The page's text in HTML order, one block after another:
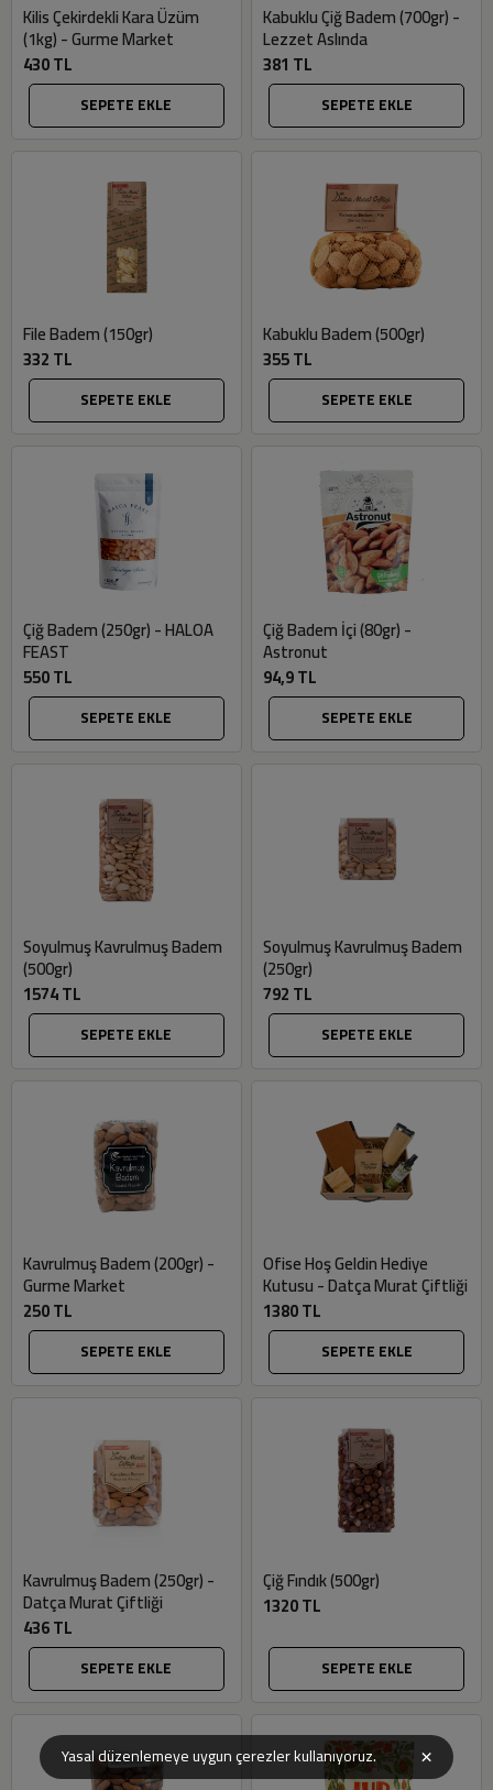
Kilis Çekirdekli Kara Üzüm
(1kg) - Gurme Market
430 TL
SEPETE EKLE
Kabuklu Çiğ Badem (700gr) -
Lezzet Aslında
381 TL
SEPETE EKLE
File Badem (150gr)
332 TL
SEPETE EKLE
Kabuklu Badem (500gr)
355 TL
SEPETE EKLE
Çiğ Badem (250gr) - HALOA
FEAST
550 TL
SEPETE EKLE
Çiğ Badem İçi (80gr) -
Astronut
94,9 TL
SEPETE EKLE
Soyulmuş Kavrulmuş Badem
(500gr)
1574 TL
SEPETE EKLE
Soyulmuş Kavrulmuş Badem
(250gr)
792 TL
SEPETE EKLE
Kavrulmuş Badem (200gr) -
Gurme Market
250 TL
SEPETE EKLE
Ofise Hoş Geldin Hediye
Kutusu - Datça Murat Çiftliği
1380 TL
SEPETE EKLE
Kavrulmuş Badem (250gr) -
Datça Murat Çiftliği
436 TL
SEPETE EKLE
Çiğ Fındık (500gr)
1320 TL
SEPETE EKLE
Yasal düzenlemeye uygun çerezler kullanıyoruz. ×